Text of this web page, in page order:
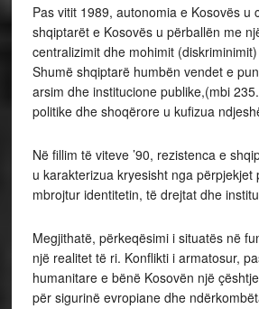
Pas vitit 1989, autonomia e Kosovës u
shqiptarët e Kosovës u përballën me
centralizimit dhe mohimit
Shumë shqiptarë humbën vendet e
arsim dhe institucione publike,(mbi
politike dhe shoqërore u kufizua
Në fillim të viteve ’90, rezistenca e
u karakterizua kryesisht nga përpjekjet
mbrojtur identitetin, të drejtat dhe
Megjithatë, përkeqësimi i situatës në
një realitet të ri. Konflikti i armatosur,
humanitare e bënë Kosovën një
për sigurinë evropiane dhe